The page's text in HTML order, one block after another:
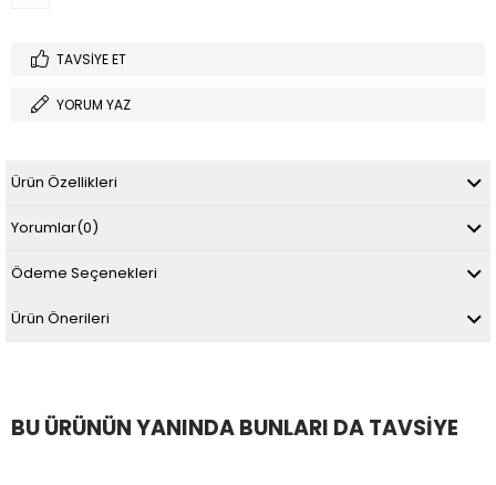
TAVSIYE ET
YORUM YAZ
Ürün Özellikleri
Yorumlar(0)
Ödeme Seçenekleri
Ürün Önerileri
BU ÜRÜNÜN YANINDA BUNLARI DA TAVSIYE